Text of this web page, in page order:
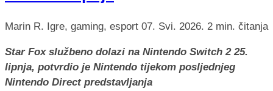
Marin R. Igre, gaming, esport 07. Svi. 2026. 2 min. čitanja
Star Fox službeno dolazi na Nintendo Switch 2 25.
lipnja, potvrdio je Nintendo tijekom posljednjeg
Nintendo Direct predstavljanja